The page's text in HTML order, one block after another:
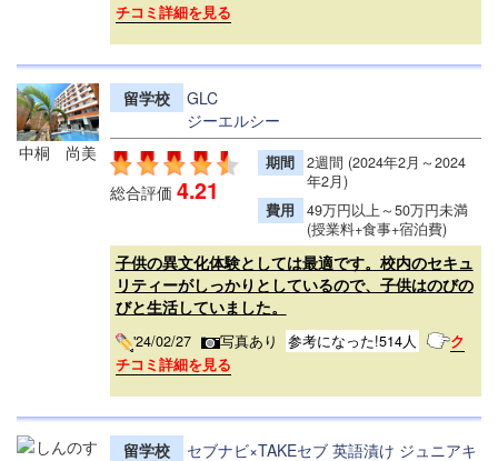
チコミ詳細を見る
中桐 尚美
留学校
GLC
ジーエルシー
総合評価 4.21
期間
2週間 (2024年2月～2024
年2月)
費用
49万円以上～50万円未満
(授業料+食事+宿泊費)
子供の異文化体験としては最適です。校内のセキュ
リティーがしっかりとしているので、子供はのびの
びと生活していました。
'24/02/27 写真あり 参考になった!514人
ク
チコミ詳細を見る
留学校
セブナビ×TAKEセブ 英語漬け ジュニアキ